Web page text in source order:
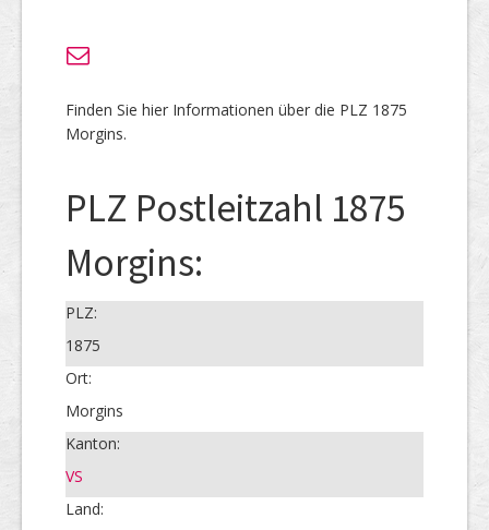
Finden Sie hier Informationen über die PLZ 1875
Morgins.
PLZ Postleitzahl 1875
Morgins:
PLZ:
1875
Ort:
Morgins
Kanton:
VS
Land: